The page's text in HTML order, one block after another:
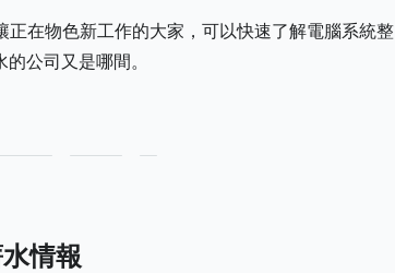
在物色新工作的大家，可以快速了解電腦系統整
公司又是哪間。
情報